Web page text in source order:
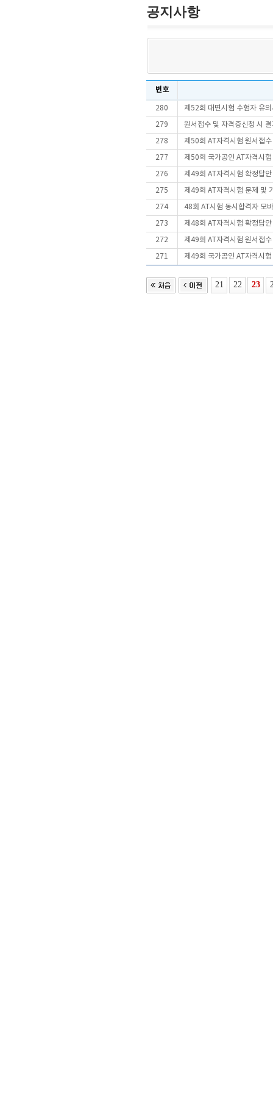
공지사항
번호
280 제52회 대면시험 수험자 유
279 원서접수 및 자격증신청 시
278 제50회 AT자격시험 원서접
277 제50회 국가공인 AT자격시
276 제49회 AT자격시험 확정답
275 제49회 AT자격시험 문제 및
274 48회 AT시험 동시합격자 모
273 제48회 AT자격시험 확정답
272 제49회 AT자격시험 원서접
271 제49회 국가공인 AT자격시
21 22 23